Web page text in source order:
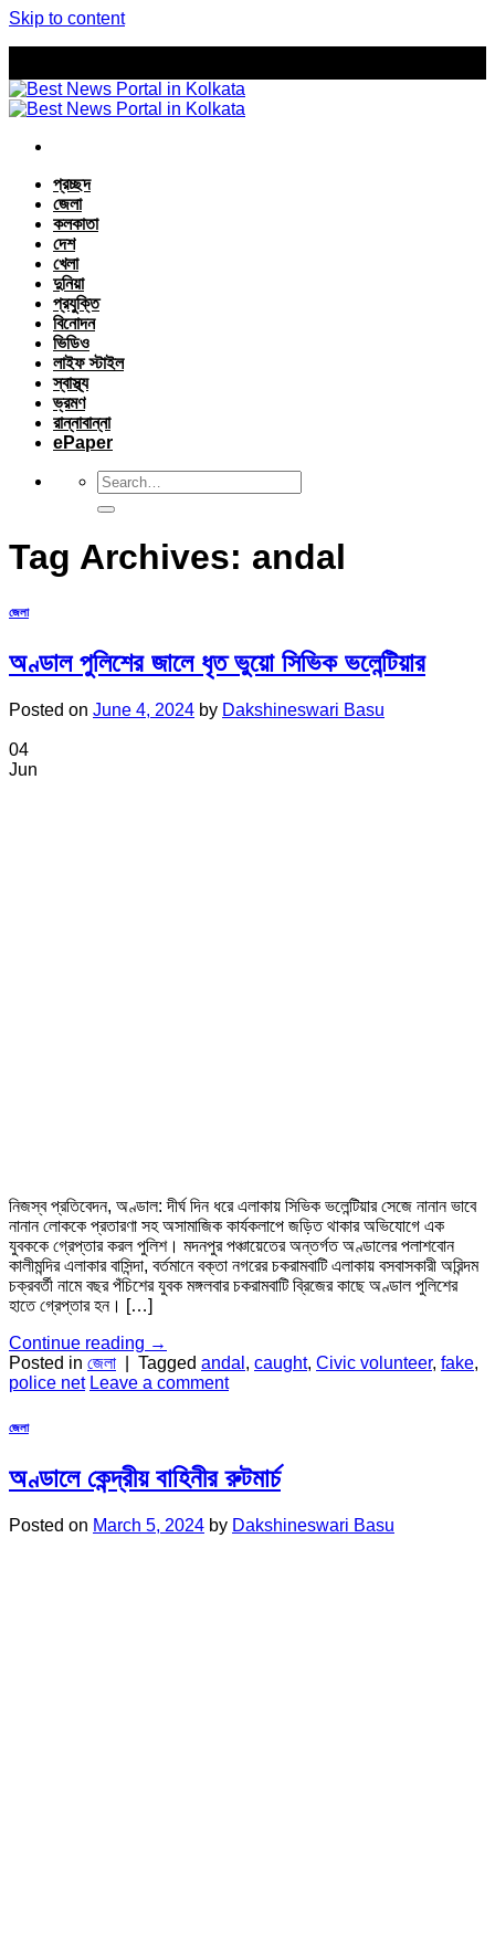
Skip to content
প্রচ্ছদ
জেলা
কলকাতা
দেশ
খেলা
দুনিয়া
প্রযুক্তি
বিনোদন
ভিডিও
লাইফ স্টাইল
স্বাস্থ্য
ভ্রমণ
রান্নাবান্না
ePaper
Tag Archives: andal
জেলা
অণ্ডাল পুলিশের জালে ধৃত ভুয়ো সিভিক ভলেন্টিয়ার
Posted on June 4, 2024 by Dakshineswari Basu
04
Jun
নিজস্ব প্রতিবেদন, অণ্ডাল: দীর্ঘ দিন ধরে এলাকায় সিভিক ভলেন্টিয়ার সেজে নানান ভাবে
নানান লোককে প্রতারণা সহ অসামাজিক কার্যকলাপে জড়িত থাকার অভিযোগে এক
যুবককে গ্রেপ্তার করল পুলিশ। মদনপুর পঞ্চায়েতের অন্তর্গত অণ্ডালের পলাশবোন
কালীমন্দির এলাকার বাসিন্দা, বর্তমানে বক্তা নগরের চকরামবাটি এলাকায় বসবাসকারী অরিন্দম
চক্রবর্তী নামে বছর পঁচিশের যুবক মঙ্গলবার চকরামবাটি ব্রিজের কাছে অণ্ডাল পুলিশের
হাতে গ্রেপ্তার হন। […]
Continue reading →
Posted in জেলা Tagged andal , caught, Civic volunteer, fake,
police net Leave a comment
জেলা
অণ্ডালে কেন্দ্রীয় বাহিনীর রুটমার্চ
Posted on March 5, 2024 by Dakshineswari Basu